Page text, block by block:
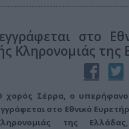
στο
Κληρονομιάς της
χορός Σέρρα, ο
στο Εθνικό
της